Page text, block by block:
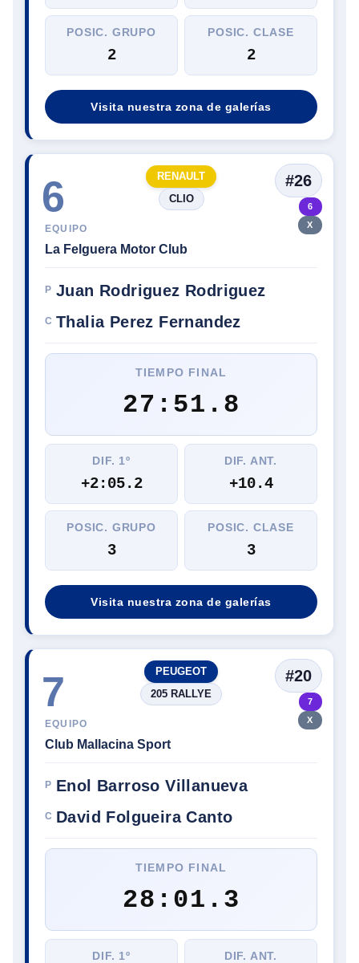
POSIC. GRUPO
2
POSIC. CLASE
2
Visita nuestra zona de galerías
6 #26
6
X
EQUIPO
La Felguera Motor Club
RENAULT
CLIO
P Juan Rodriguez Rodriguez
C Thalia Perez Fernandez
TIEMPO FINAL
27:51.8
DIF. 1º
+2:05.2
DIF. ANT.
+10.4
POSIC. GRUPO
3
POSIC. CLASE
3
Visita nuestra zona de galerías
7 #20
7
X
EQUIPO
Club Mallacina Sport
PEUGEOT
205 RALLYE
P Enol Barroso Villanueva
C David Folgueira Canto
TIEMPO FINAL
28:01.3
DIF. 1º DIF. ANT.